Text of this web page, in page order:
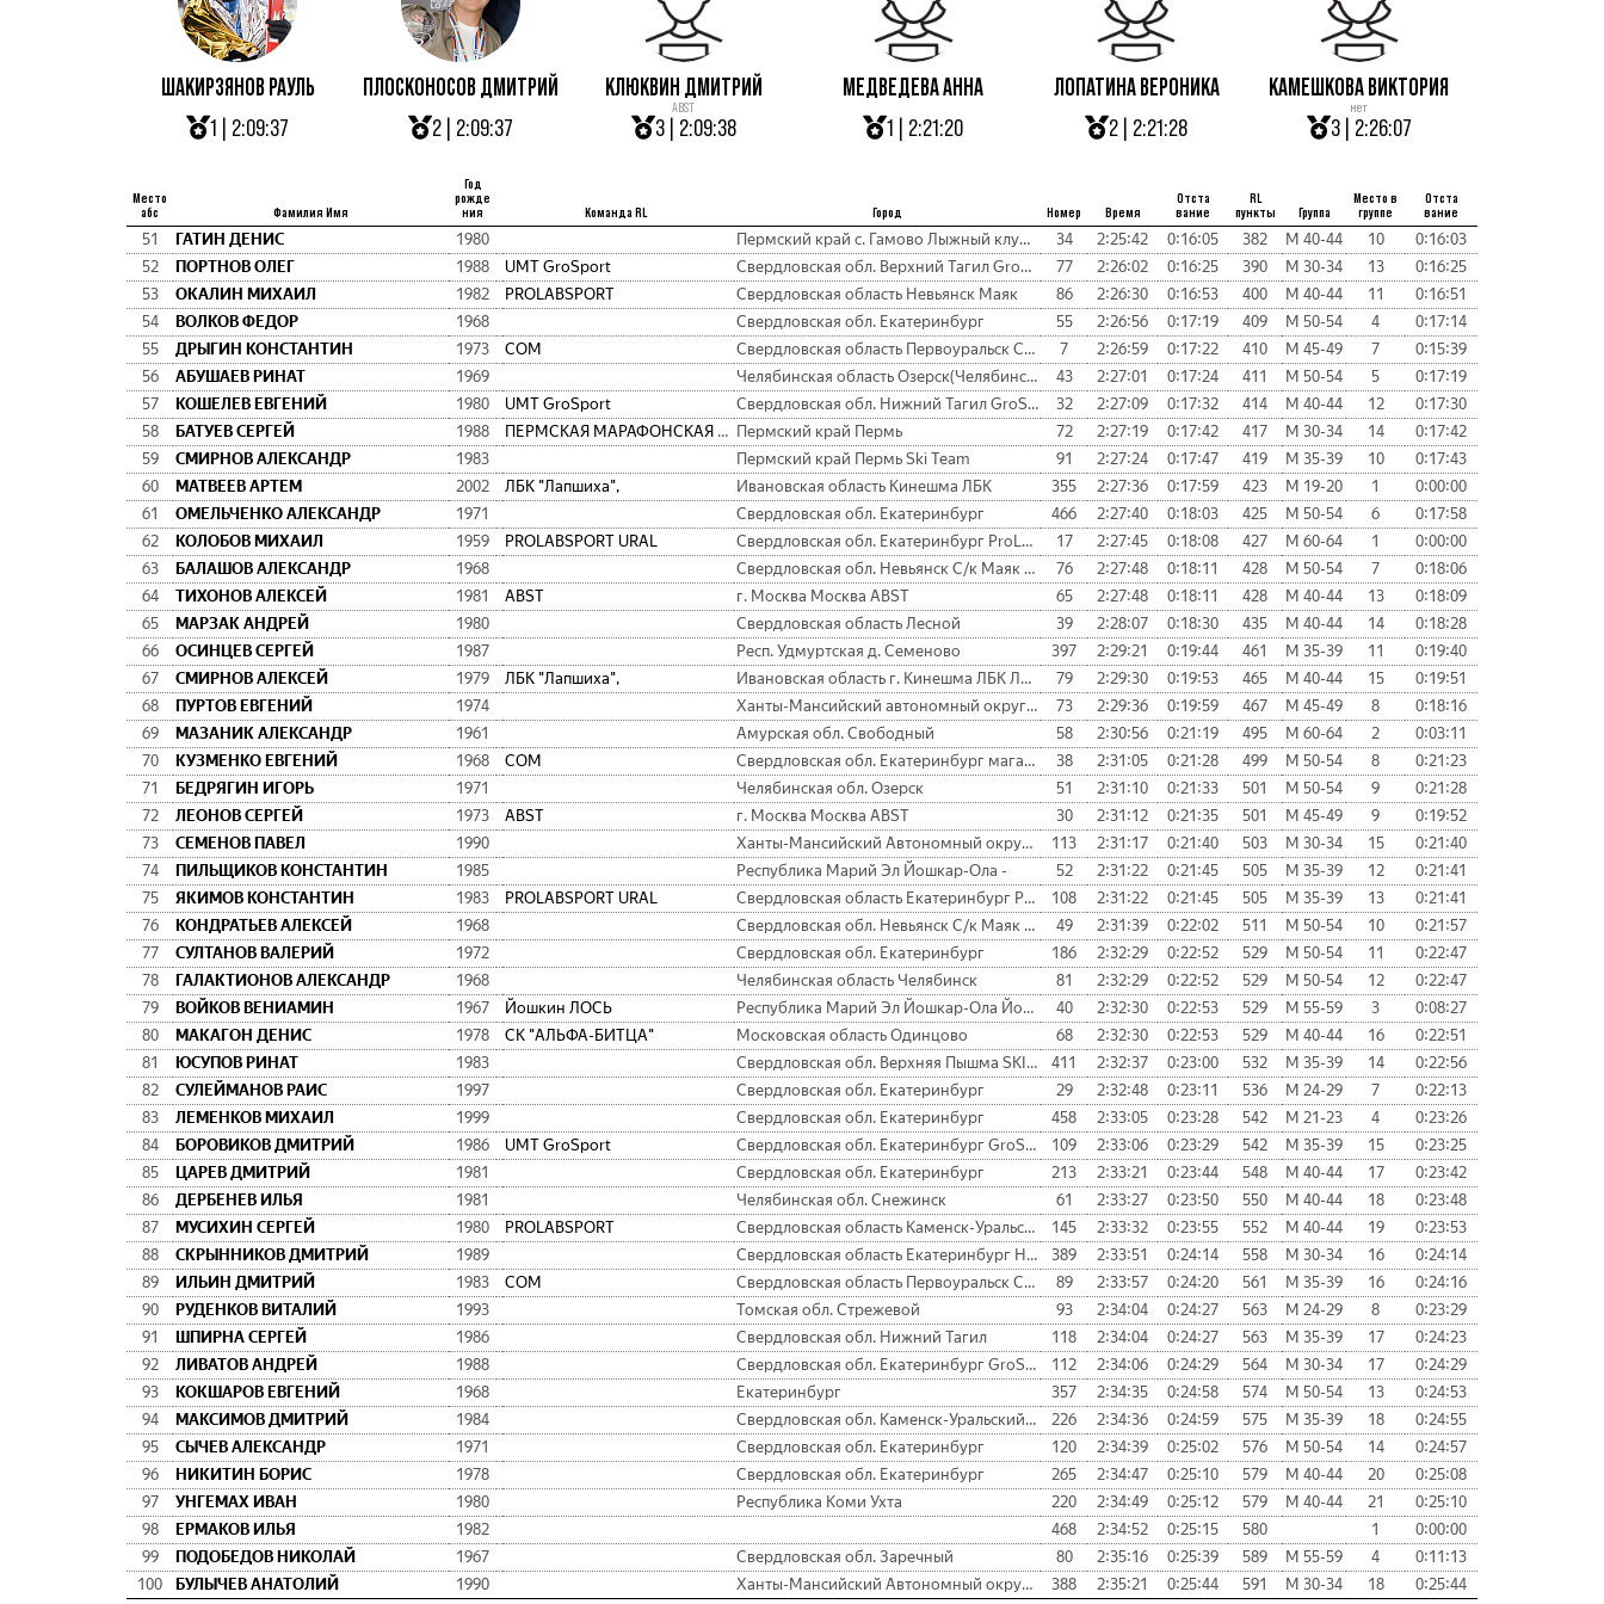
ШАКИРЗЯНОВ РАУЛЬ
1 | 2:09:37
ПЛОСКОНОСОВ ДМИТРИЙ
2 | 2:09:37
КЛЮКВИН ДМИТРИЙ
ABST
3 | 2:09:38
МЕДВЕДЕВА АННА
1 | 2:21:20
ЛОПАТИНА ВЕРОНИКА
2 | 2:21:28
КАМЕШКОВА ВИКТОРИЯ
нет
3 | 2:26:07
Место
абс
Фамилия Имя
Год
рожде
ния
Команда RL Город Номер Время
Отста
вание
RL
пункты
Группа
Место в
группе
Отста
вание
51 ГАТИН ДЕНИС 1980 Пермский край с. Гамово Лыжный клуб «Импульс» с. Гамово 34 2:25:42 0:16:05 382 М 40-44 10
0:16:03
52
ПОРТНОВ ОЛЕГ 1988 UMT GroSport Свердловская обл. Верхний Тагил GroSport 77 2:26:02 0:16:25 390 М 30-34 13
0:16:25
53
ОКАЛИН МИХАИЛ 1982 PROLABSPORT Свердловская область Невьянск Маяк 86 2:26:30 0:16:53 400 М 40-44 11
0:16:51
54
ВОЛКОВ ФЕДОР 1968 Свердловская обл. Екатеринбург 55 2:26:56 0:17:19 409 М 50-54 4
0:17:14
55
ДРЫГИН КОНСТАНТИН 1973 СОМ Свердловская область Первоуральск СОМ 7 2:26:59 0:17:22 410 М 45-49 7
0:15:39
56
АБУШАЕВ РИНАТ 1969 Челябинская область Озерск(Челябинская обл.) росатом "Маяк" 43 2:27:01 0:17:24 411 М 50-54 5
0:17:19
57
КОШЕЛЕВ ЕВГЕНИЙ 1980 UMT GroSport Свердловская обл. Нижний Тагил GroSport 32 2:27:09 0:17:32 414 М 40-44 12
0:17:30
58
БАТУЕВ СЕРГЕЙ 1988 ПЕРМСКАЯ МАРАФОНСКАЯ КОМАНДА Пермский край Пермь 72 2:27:19 0:17:42 417 М 30-34 14
0:17:42
59
СМИРНОВ АЛЕКСАНДР 1983 Пермский край Пермь Ski Team 91 2:27:24 0:17:47 419 М 35-39 10
0:17:43
60
МАТВЕЕВ АРТЕМ 2002 ЛБК "Лапшиха", Ивановская область Кинешма ЛБК 355 2:27:36 0:17:59 423 М 19-20 1
0:00:00
61
ОМЕЛЬЧЕНКО АЛЕКСАНДР 1971 Свердловская обл. Екатеринбург 466 2:27:40 0:18:03 425 М 50-54 6
0:17:58
62
КОЛОБОВ МИХАИЛ 1959 PROLABSPORT URAL Свердловская обл. Екатеринбург ProLabSport 17 2:27:45 0:18:08 427 М 60-64 1
0:00:00
63
БАЛАШОВ АЛЕКСАНДР 1968 Свердловская обл. Невьянск С/к Маяк г. Невьянск 76 2:27:48 0:18:11 428 М 50-54 7
0:18:06
64
ТИХОНОВ АЛЕКСЕЙ 1981 ABST г. Москва Москва ABST 65 2:27:48 0:18:11 428 М 40-44 13
0:18:09
65
МАРЗАК АНДРЕЙ 1980 Свердловская область Лесной 39 2:28:07 0:18:30 435 М 40-44 14
0:18:28
66
ОСИНЦЕВ СЕРГЕЙ 1987 Респ. Удмуртская д. Семеново 397 2:29:21 0:19:44 461 М 35-39 11
0:19:40
67
СМИРНОВ АЛЕКСЕЙ 1979 ЛБК "Лапшиха", Ивановская область г. Кинешма ЛБК Лапшиха 79 2:29:30 0:19:53 465 М 40-44 15
0:19:51
68
ПУРТОВ ЕВГЕНИЙ 1974 Ханты-Мансийский автономный округ - Югра Когалым ФЛГГК 73 2:29:36 0:19:59 467 М 45-49 8
0:18:16
69
МАЗАНИК АЛЕКСАНДР 1961 Амурская обл. Свободный 58 2:30:56 0:21:19 495 М 60-64 2
0:03:11
70
КУЗМЕНКО ЕВГЕНИЙ 1968 СОМ Свердловская обл. Екатеринбург магазин СОМ 38 2:31:05 0:21:28 499 М 50-54 8
0:21:23
71
БЕДРЯГИН ИГОРЬ 1971 Челябинская обл. Озерск 51 2:31:10 0:21:33 501 М 50-54 9
0:21:28
72
ЛЕОНОВ СЕРГЕЙ 1973 ABST г. Москва Москва ABST 30 2:31:12 0:21:35 501 М 45-49 9
0:19:52
73
СЕМЕНОВ ПАВЕЛ 1990 Ханты-Мансийский Автономный округ - Югра АО Югорск МЧС РОССИИ 113 2:31:17 0:21:40 503 М 30-34 15
0:21:40
74
ПИЛЬЩИКОВ КОНСТАНТИН 1985 Республика Марий Эл Йошкар-Ола - 52 2:31:22 0:21:45 505 М 35-39 12
0:21:41
75
ЯКИМОВ КОНСТАНТИН 1983 PROLABSPORT URAL Свердловская область Екатеринбург ProLabSport 108 2:31:22 0:21:45 505 М 35-39 13
0:21:41
76
КОНДРАТЬЕВ АЛЕКСЕЙ 1968 Свердловская обл. Невьянск С/к Маяк г. Невьянск 49 2:31:39 0:22:02 511 М 50-54 10
0:21:57
77
СУЛТАНОВ ВАЛЕРИЙ 1972 Свердловская обл. Екатеринбург 186 2:32:29 0:22:52 529 М 50-54 11
0:22:47
78
ГАЛАКТИОНОВ АЛЕКСАНДР 1968 Челябинская область Челябинск 81 2:32:29 0:22:52 529 М 50-54 12
0:22:47
79
ВОЙКОВ ВЕНИАМИН 1967 Йошкин ЛОСЬ Республика Марий Эл Йошкар-Ола Йошкин лось 40 2:32:30 0:22:53 529 М 55-59 3
0:08:27
80
МАКАГОН ДЕНИС 1978 СК "АЛЬФА-БИТЦА" Московская область Одинцово 68 2:32:30 0:22:53 529 М 40-44 16
0:22:51
81
ЮСУПОВ РИНАТ 1983 Свердловская обл. Верхняя Пышма SKI TEAM PERM 411 2:32:37 0:23:00 532 М 35-39 14
0:22:56
82
СУЛЕЙМАНОВ РАИС 1997 Свердловская обл. Екатеринбург 29 2:32:48 0:23:11 536 М 24-29 7
0:22:13
83
ЛЕМЕНКОВ МИХАИЛ 1999 Свердловская обл. Екатеринбург 458 2:33:05 0:23:28 542 М 21-23 4
0:23:26
84
БОРОВИКОВ ДМИТРИЙ 1986 UMT GroSport Свердловская обл. Екатеринбург GroSport 109 2:33:06 0:23:29 542 М 35-39 15
0:23:25
85
ЦАРЕВ ДМИТРИЙ 1981 Свердловская обл. Екатеринбург 213 2:33:21 0:23:44 548 М 40-44 17
0:23:42
86
ДЕРБЕНЕВ ИЛЬЯ 1981 Челябинская обл. Снежинск 61 2:33:27 0:23:50 550 М 40-44 18
0:23:48
87
МУСИХИН СЕРГЕЙ 1980 PROLABSPORT Свердловская область Каменск-Уральский Prolabsport 145 2:33:32 0:23:55 552 М 40-44 19
0:23:53
88
СКРЫННИКОВ ДМИТРИЙ 1989 Свердловская область Екатеринбург Нарния 389 2:33:51 0:24:14 558 М 30-34 16
0:24:14
89
ИЛЬИН ДМИТРИЙ 1983 СОМ Свердловская область Первоуральск СОМ 89 2:33:57 0:24:20 561 М 35-39 16
0:24:16
90
РУДЕНКОВ ВИТАЛИЙ 1993 Томская обл. Стрежевой 93 2:34:04 0:24:27 563 М 24-29 8
0:23:29
91
ШПИРНА СЕРГЕЙ 1986 Свердловская обл. Нижний Тагил 118 2:34:04 0:24:27 563 М 35-39 17
0:24:23
92
ЛИВАТОВ АНДРЕЙ 1988 Свердловская обл. Екатеринбург GroSport 112 2:34:06 0:24:29 564 М 30-34 17
0:24:29
93
КОКШАРОВ ЕВГЕНИЙ 1968 Екатеринбург 357 2:34:35 0:24:58 574 М 50-54 13
0:24:53
94
МАКСИМОВ ДМИТРИЙ 1984 Свердловская обл. Каменск-Уральский ProLabSport 226 2:34:36 0:24:59 575 М 35-39 18
0:24:55
95
СЫЧЕВ АЛЕКСАНДР 1971 Свердловская обл. Екатеринбург 120 2:34:39 0:25:02 576 М 50-54 14
0:24:57
96
НИКИТИН БОРИС 1978 Свердловская обл. Екатеринбург 265 2:34:47 0:25:10 579 М 40-44 20
0:25:08
97
УНГЕМАХ ИВАН 1980 Республика Коми Ухта 220 2:34:49 0:25:12 579 М 40-44 21
0:25:10
98
ЕРМАКОВ ИЛЬЯ 1982 468 2:34:52 0:25:15 580 1
0:00:00
99
ПОДОБЕДОВ НИКОЛАЙ 1967 Свердловская обл. Заречный 80 2:35:16 0:25:39 589 М 55-59 4
0:11:13
100
БУЛЫЧЕВ АНАТОЛИЙ 1990 Ханты-Мансийский Автономный округ - Югра АО Советский 388 2:35:21 0:25:44 591 М 30-34 18 0:25:44